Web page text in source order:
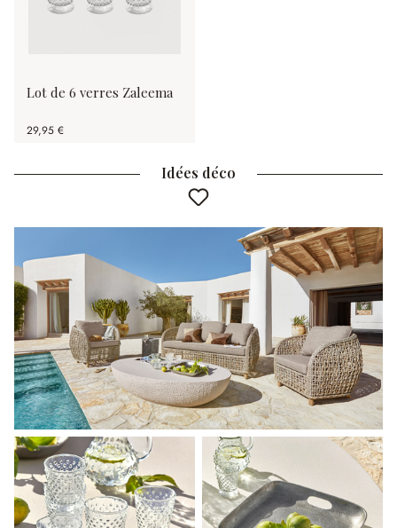
Lot de 6 verres Zaleema
29,95 €
Idées déco